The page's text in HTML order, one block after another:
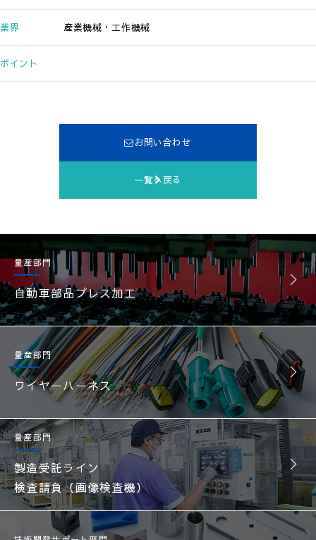
業界 産業機械・工作機械
ポイント
お問い合わせ
一覧へ戻る
量産部門
自動車部品プレス加工
量産部門
ワイヤーハーネス
量産部門
製造受託ライン
検査請負（画像検査機）